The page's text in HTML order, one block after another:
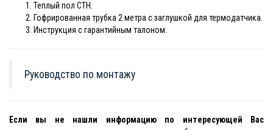
Теплый пол СТН.
Гофрированная трубка 2 метра с заглушкой для термодатчика.
Инструкция с гарантийным талоном.
Руководство по монтажу
Если вы не нашли информацию по интересующей Вас